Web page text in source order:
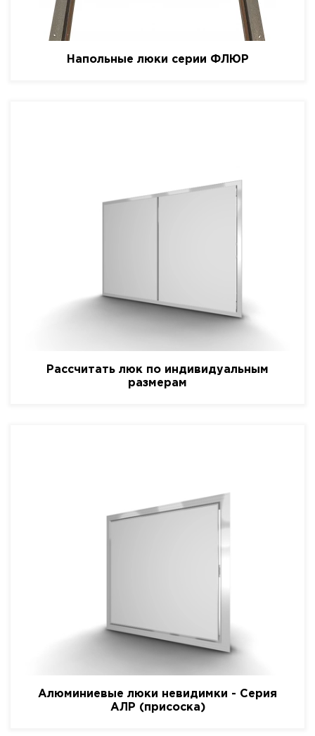
Напольные люки серии ФЛЮР
Рассчитать люк по индивидуальным
размерам
Алюминиевые люки невидимки - Серия
АЛР (присоска)